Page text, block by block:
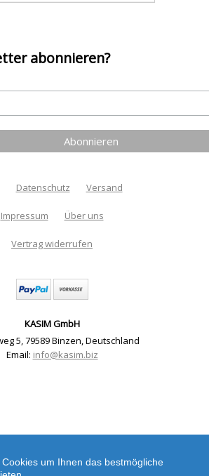
abonnieren?
Datenschutz Versand
Impressum Über uns
Vertrag widerrufen
KASIM GmbH
5,79589 Binzen,Deutschland
Email: info@kasim.biz
um Ihnen das bestmögliche